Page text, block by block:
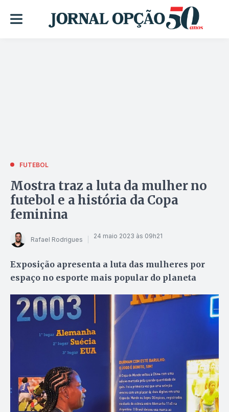
FUTEBOL
Mostra traz a luta da mulher no
futebol e a história da Copa
feminina
Rafael Rodrigues 24 maio 2023 às 09h21
Exposição apresenta a luta das mulheres por
espaço no esporte mais popular do planeta